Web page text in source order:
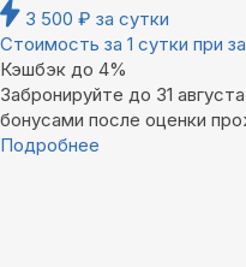
3 500 ₽ за сутки
Стоимость за 1 сутки при
Кэшбэк до 4%
Забронируйте до 31
бонусами после оценки
Подробнее